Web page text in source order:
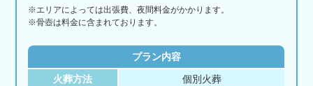
※エリアによっては出張費、夜間料金がかかります。
※骨壺は料金に含まれております。
プラン内容
火葬方法 個別火葬